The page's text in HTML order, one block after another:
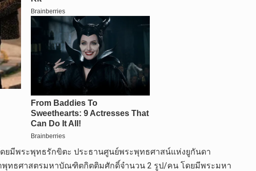
มีพระพุทธรักขิตะ ประธานศูนย์พระพุทธศาสน์แห่งยูกันดา
พุทธศาสตรมหาบัณฑิตกิตติมศักดิ์จำนวน 2 รูป/คน โดยมีพระมหา